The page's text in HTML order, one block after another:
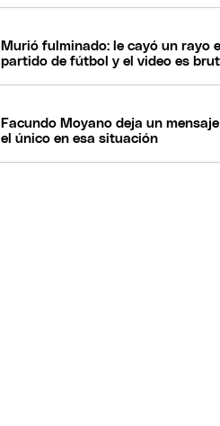
Murió fulminado: le cayó un rayo
partido de fútbol y el video es
Facundo Moyano deja un
el único en esa situación